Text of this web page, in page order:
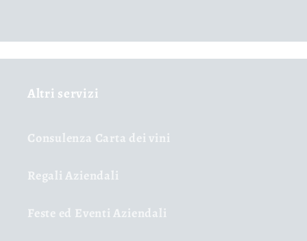
Altri servizi
Consulenza Carta dei vini
Regali Aziendali
Feste ed Eventi Aziendali